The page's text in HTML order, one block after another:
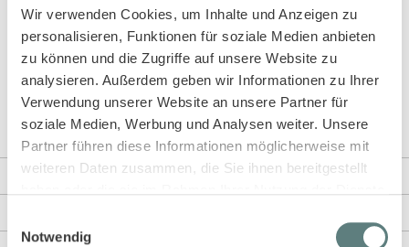
Wir verwenden Cookies, um Inhalte und Anzeigen zu
personalisieren, Funktionen für soziale Medien anbieten
zu können und die Zugriffe auf unsere Website zu
analysieren. Außerdem geben wir Informationen zu Ihrer
Verwendung unserer Website an unsere Partner für
soziale Medien, Werbung und Analysen weiter. Unsere
Partner führen diese Informationen möglicherweise mit
weiteren Daten zusammen, die Sie ihnen bereitgestellt
Notwendig
Fantasie deines Kindes an und macht die Schlafenszeit zu einem
freudigen Ereignis. Durch die GOTS-Zertifizierung kannst du dir
sicher sein, dass Modell LONG JOHN fair und giftfrei produziert
wurde. Mehr über das Label erfährst du in unseremBlog .
Du suchst eine Alternative? Dann schaue dir unbedingt unser Modell
BENJAoder Modell LONG JOHN TERRY an.
Weitere Informationen